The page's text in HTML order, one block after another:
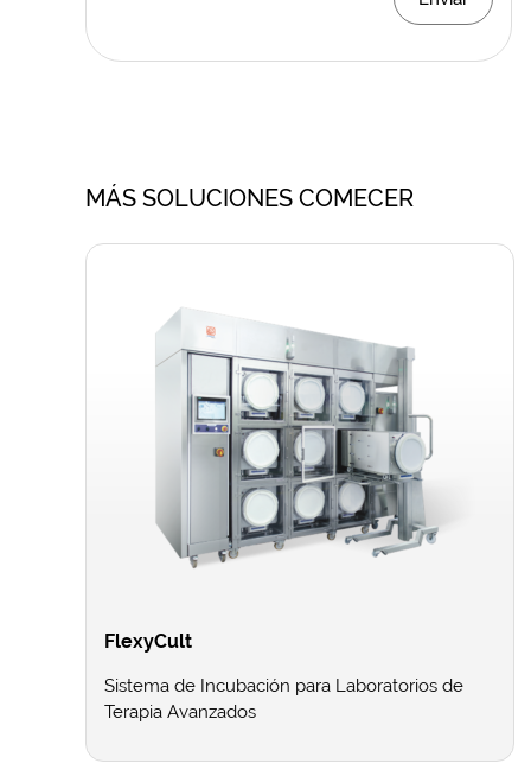
MÁS SOLUCIONES COMECER
FlexyCult
Sistema de Incubación para Laboratorios de
Terapia Avanzados